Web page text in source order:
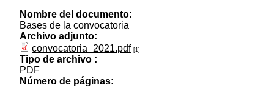
Nombre del documento:
Bases de la convocatoria
Archivo adjunto:
convocatoria_2021.pdf [1]
Tipo de archivo :
PDF
Número de páginas: